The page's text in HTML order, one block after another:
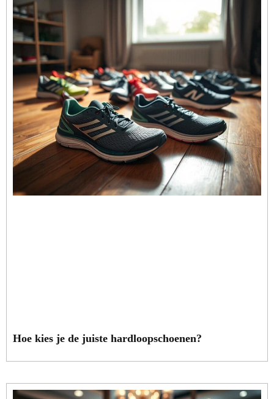
Hoe kies je de juiste hardloopschoenen?